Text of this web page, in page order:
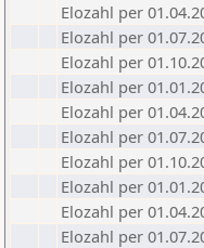
Elozahl per
Elozahl per
Elozahl per
Elozahl per
Elozahl per
Elozahl per
Elozahl per
Elozahl per
Elozahl per
Elozahl per